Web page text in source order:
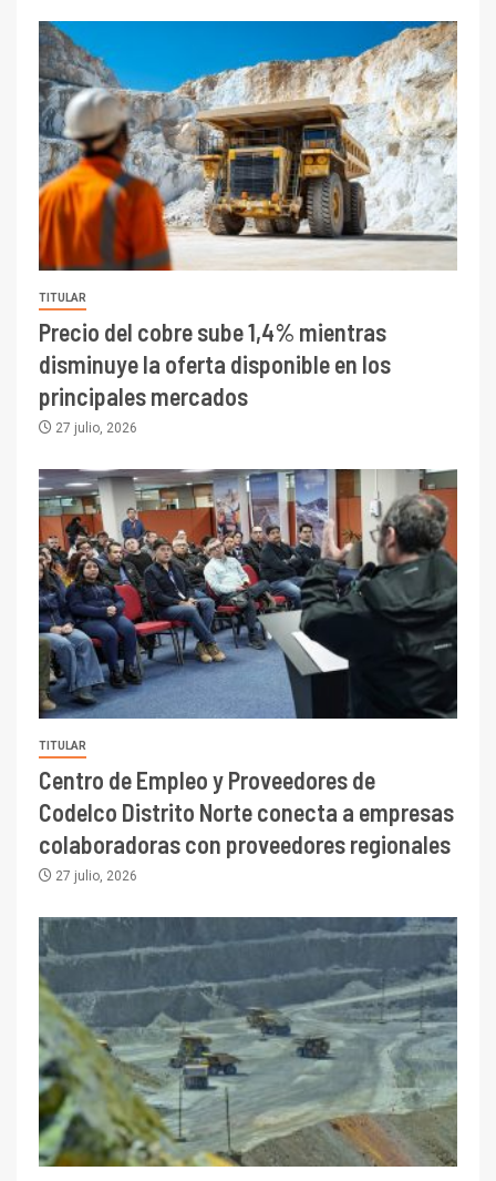
TITULAR
Precio del cobre sube 1,4% mientras
disminuye la oferta disponible en los
principales mercados
27 julio, 2026
TITULAR
Centro de Empleo y Proveedores de
Codelco Distrito Norte conecta a empresas
colaboradoras con proveedores regionales
27 julio, 2026